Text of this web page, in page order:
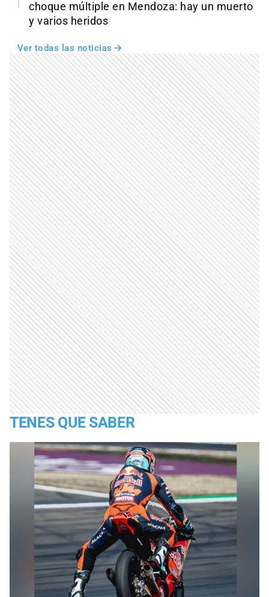
choque múltiple en Mendoza: hay un muerto
y varios heridos
Ver todas las noticias
TENES QUE SABER